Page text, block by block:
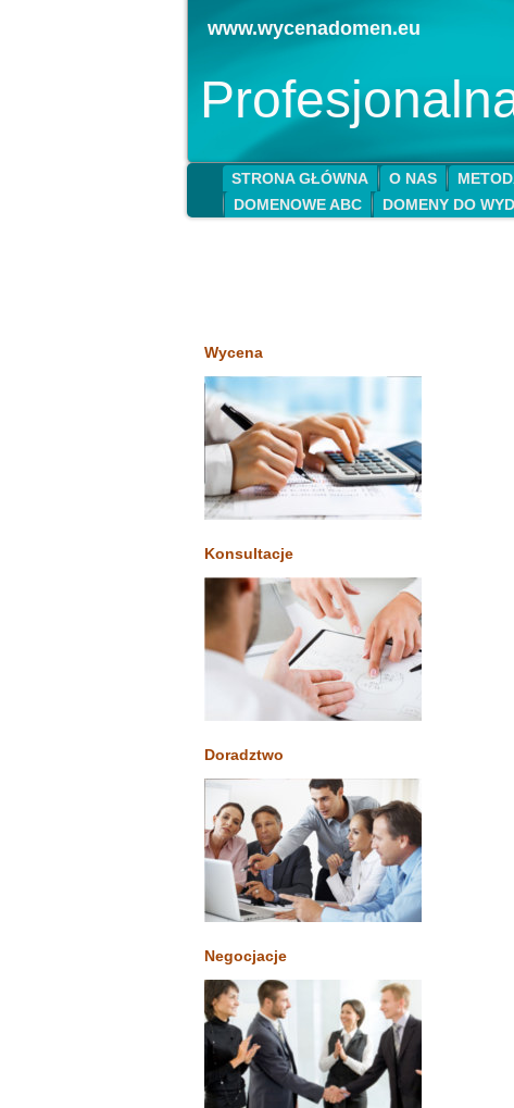
www.wycenadomen.eu
STRONA GŁÓWNA O NAS
DOMENOWE ABC
DOMENY DO
Wycena
Konsultacje
Doradztwo
Negocjacje